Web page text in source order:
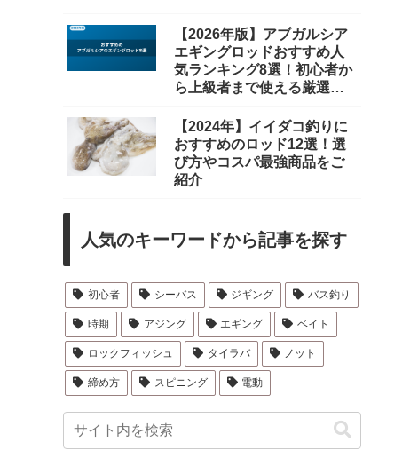
【2026年版】アブガルシア
エギングロッドおすすめ人
気ランキング8選！初心者か
ら上級者まで使える厳選モ
【2024年】イイダコ釣りに
おすすめのロッド12選！選
び方やコスパ最強商品をご
紹介
人気のキーワードから記事を探す
初心者 シーバス ジギング バス釣り
時期 アジング エギング ベイト
ロックフィッシュ タイラバ ノット
締め方 スピニング 電動